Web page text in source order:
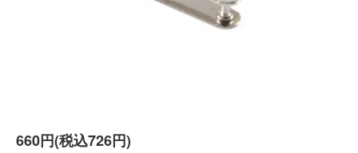
660円(税込726円)